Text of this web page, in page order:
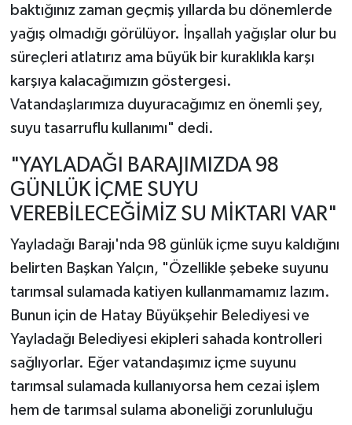
baktığınız zaman geçmiş yıllarda bu dönemlerde
yağış olmadığı görülüyor. İnşallah yağışlar olur bu
süreçleri atlatırız ama büyük bir kuraklıkla karşı
karşıya kalacağımızın göstergesi.
Vatandaşlarımıza duyuracağımız en önemli şey,
suyu tasarruflu kullanımı" dedi.
"YAYLADAĞI BARAJIMIZDA 98
GÜNLÜK İÇME SUYU
VEREBİLECEĞİMİZ SU MİKTARI VAR"
Yayladağı Barajı'nda 98 günlük içme suyu kaldığını
belirten Başkan Yalçın, "Özellikle şebeke suyunu
tarımsal sulamada katiyen kullanmamamız lazım.
Bunun için de Hatay Büyükşehir Belediyesi ve
Yayladağı Belediyesi ekipleri sahada kontrolleri
sağlıyorlar. Eğer vatandaşımız içme suyunu
tarımsal sulamada kullanıyorsa hem cezai işlem
hem de tarımsal sulama aboneliği zorunluluğu